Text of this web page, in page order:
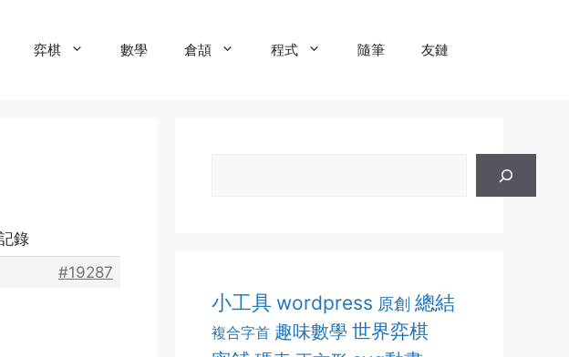
弈棋 數學 倉頡 程式 隨筆 友鏈
錄
#19287
小工具 wordpress 原創 總結
複合字首 趣味數學 世界弈棋